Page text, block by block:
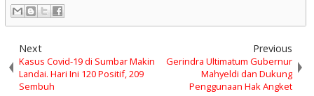
Next
Kasus Covid-19 di Sumbar Makin
Landai. Hari Ini 120 Positif, 209
Sembuh
Previous
Gerindra Ultimatum Gubernur
Mahyeldi dan Dukung
Penggunaan Hak Angket